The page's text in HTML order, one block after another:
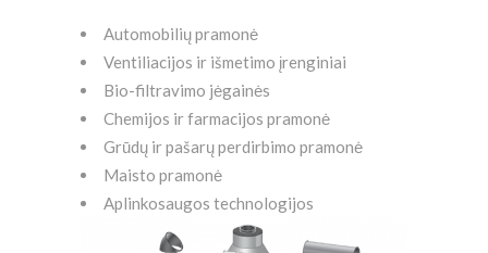
Automobilių pramonė
Ventiliacijos ir išmetimo įrenginiai
Bio-filtravimo jėgainės
Chemijos ir farmacijos pramonė
Grūdų ir pašarų perdirbimo pramonė
Maisto pramonė
Aplinkosaugos technologijos